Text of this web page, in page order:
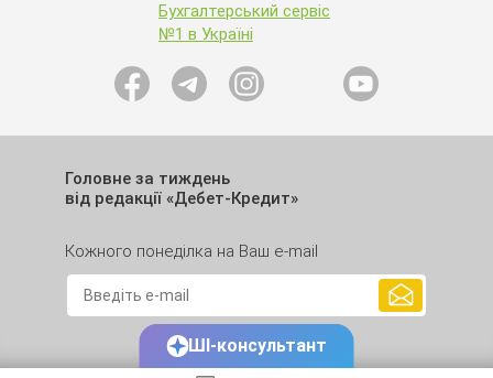
Головне за тиждень
від редакції «Дебет-Кредит»
Кожного понеділка на Ваш e-mail
ШІ-консультант